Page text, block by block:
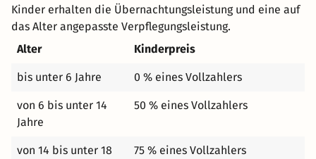
Kinder erhalten die Übernachtungsleistung und eine auf
das Alter angepasste Verpflegungsleistung.
Alter
Kinderpreis
bis unter 6 Jahre 0 % eines Vollzahlers
von 6 bis unter 14
Jahre
50 % eines Vollzahlers
von 14 bis unter 18
75 % eines Vollzahlers